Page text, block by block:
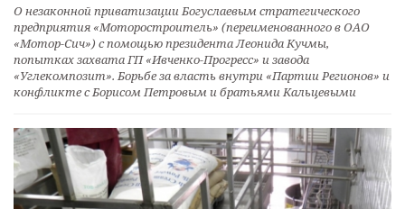
О незаконной приватизации Богуслаевым стратегического
предприятия «Моторостроитель» (переименованного в ОАО
«Мотор-Сич») с помощью президента Леонида Кучмы,
попытках захвата ГП «Ивченко-Прогресс» и завода
«Углекомпозит». Борьбе за власть внутри «Партии Регионов» и
конфликте с Борисом Петровым и братьями Кальцевыми